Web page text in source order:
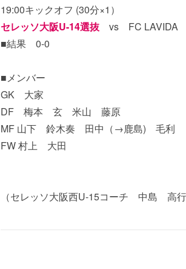
19:00キックオフ (30分×1）
セレッソ大阪U-14選抜 vs FC LAVIDA
■結果 0-0
■メンバー
GK 大家
DF 梅本 玄 米山 藤原
MF 山下 鈴木奏 田中（→鹿島) 毛利
FW 村上 大田
（セレッソ大阪西U-15コーチ 中島 高